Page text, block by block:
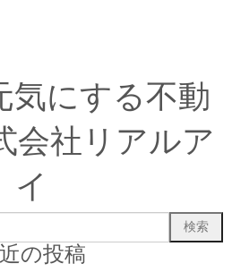
気にする不動
会社リアルア
イ
の投稿